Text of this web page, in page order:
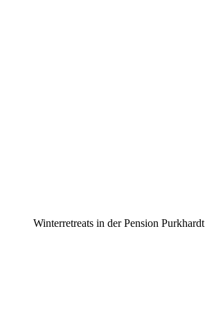
Winterretreats in der Pension Purkhardt